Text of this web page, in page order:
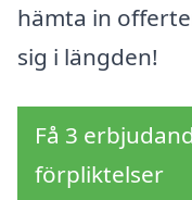
hämta in
sig i längden!
Få 3
förpliktelser